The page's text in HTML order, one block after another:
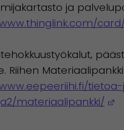
ja
card/
Riihen Materiaalipankki:
materiaalipankki/